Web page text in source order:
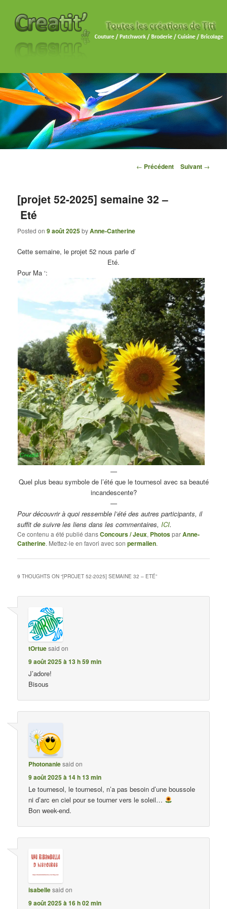
Navigation des articles
← Précédent Suivant →
[projet 52-2025] semaine 32 –
Eté
Posted on9 août 2025byAnne-Catherine
Cette semaine, le projet 52 nous parle d’
Eté.
Pour Ma ‘:
—
Quel plus beau symbole de l’été que le tournesol avec sa beauté
incandescente?
—
Pour découvrir à quoi ressemble l’été des autres participants, il
suffit de suivre les liens dans les commentaires, ICI.
Ce contenu a été publié dansConcours / Jeux, PhotosparAnne-
Catherine. Mettez-le en favori avec sonpermalien.
9 THOUGHTS ON “[PROJET 52-2025] SEMAINE 32 – ETÉ”
tOrtuesaid on
9 août 2025 à 13 h 59 min
J’adore!
Bisous
Photonaniesaid on
9 août 2025 à 14 h 13 min
Le tournesol, le tournesol, n’a pas besoin d’une boussole
ni d’arc en ciel pour se tourner vers le soleil…
Bon week-end.
isabellesaid on
9 août 2025 à 16 h 02 min